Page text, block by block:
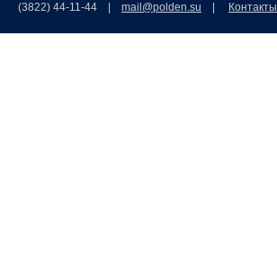
(3822) 44-11-44 | mail@polden.su Контакты